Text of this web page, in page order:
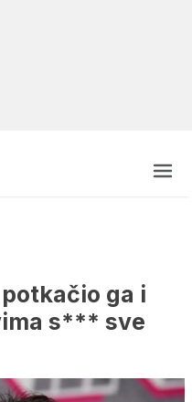
ga i
s*** sve